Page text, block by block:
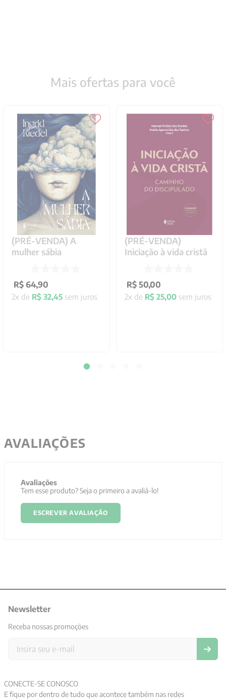
Mais ofertas para você
(PRÉ-VENDA) A
mulher sábia
R$ 64,90
2x de R$ 32,45 sem juros
(PRÉ-VENDA)
Iniciação à vida cristã
R$ 50,00
2x de R$ 25,00 sem juros
AVALIAÇÕES
Avaliações
Tem esse produto? Seja o primeiro a avaliá-lo!
ESCREVER AVALIAÇÃO
Newsletter
Receba nossas promoções
CONECTE-SE CONOSCO
E fique por dentro de tudo que acontece também nas redes